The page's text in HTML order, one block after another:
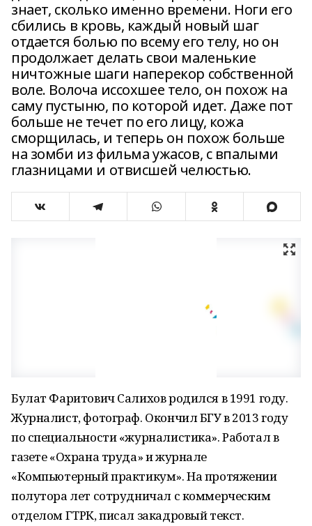
знает, сколько именно времени. Ноги его
сбились в кровь, каждый новый шаг
отдается болью по всему его телу, но он
продолжает делать свои маленькие
ничтожные шаги наперекор собственной
воле. Волоча иссохшее тело, он похож на
саму пустыню, по которой идет. Даже пот
больше не течет по его лицу, кожа
сморщилась, и теперь он похож больше
на зомби из фильма ужасов, с впалыми
глазницами и отвисшей челюстью.
Булат Фаритович Салихов родился в 1991 году.
Журналист, фотограф. Окончил БГУ в 2013 году
по специальности «журналистика». Работал в
газете «Охрана труда» и журнале
«Компьютерный практикум». На протяжении
полутора лет сотрудничал с коммерческим
отделом ГТРК, писал закадровый текст.